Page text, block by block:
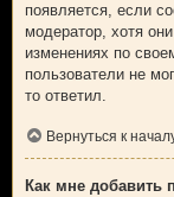
появляется, если
модератор, хотя
изменениях по
пользователи не
то ответил.
Вернуться к
Как мне добавить